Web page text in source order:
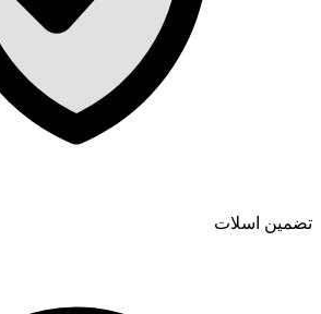
تضمین اسلات